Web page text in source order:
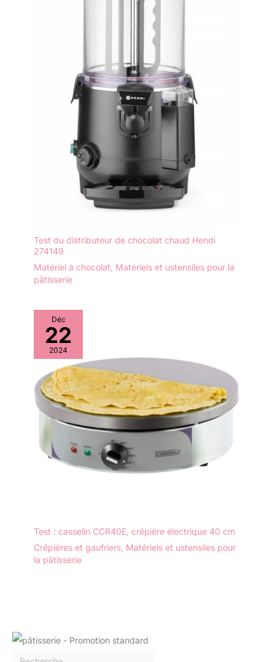
Test du distributeur de chocolat chaud Hendi
274149
Matériel à chocolat, Matériels et ustensiles pour la
pâtisserie
Déc
22
2024
Test : casselin CCR40E, crêpière électrique 40 cm
Crêpières et gaufriers, Matériels et ustensiles pour
la pâtisserie